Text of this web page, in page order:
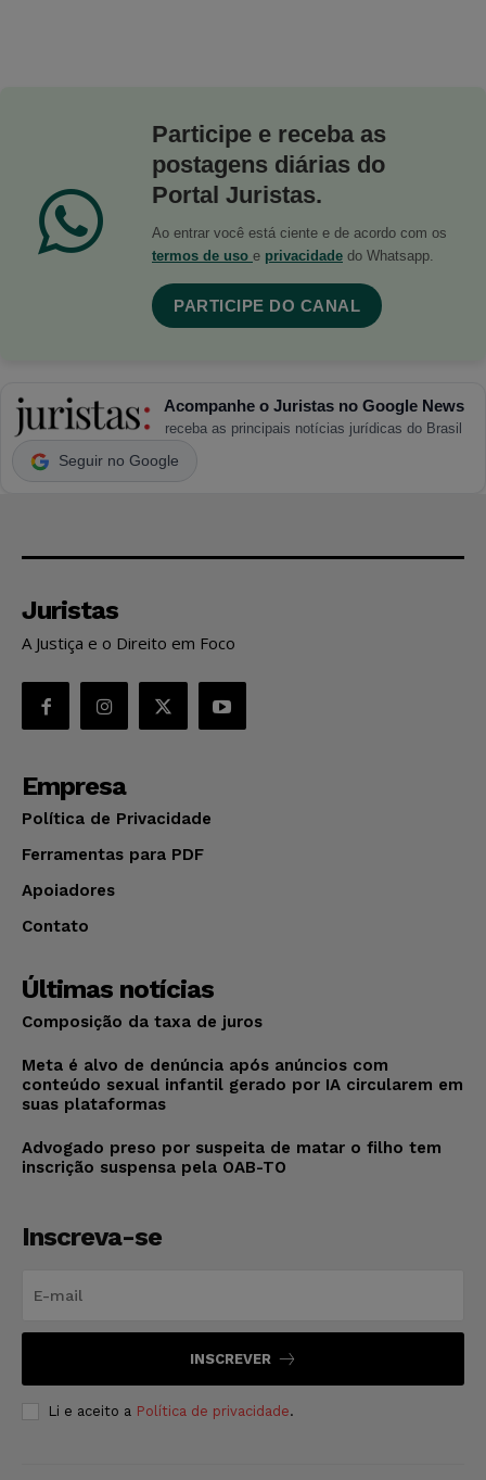
Participe e receba as
postagens diárias do
Portal Juristas.
Ao entrar você está ciente e de acordo com os
termos de uso e privacidade do Whatsapp.
PARTICIPE DO CANAL
Acompanhe o Juristas no Google News
receba as principais notícias jurídicas do Brasil
Seguir no Google
Juristas
A Justiça e o Direito em Foco
Empresa
Política de Privacidade
Ferramentas para PDF
Apoiadores
Contato
Últimas notícias
Composição da taxa de juros
Meta é alvo de denúncia após anúncios com
conteúdo sexual infantil gerado por IA circularem em
suas plataformas
Advogado preso por suspeita de matar o filho tem
inscrição suspensa pela OAB-TO
Inscreva-se
INSCREVER
Li e aceito a Política de privacidade.